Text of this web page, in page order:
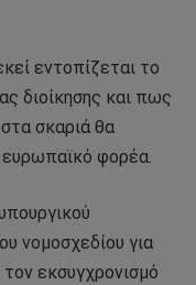
εντοπίζεται το
διοίκησης και πως
σκαριά θα
φορέα.
νομοσχεδίου για
τον εκσυγχρονισμό